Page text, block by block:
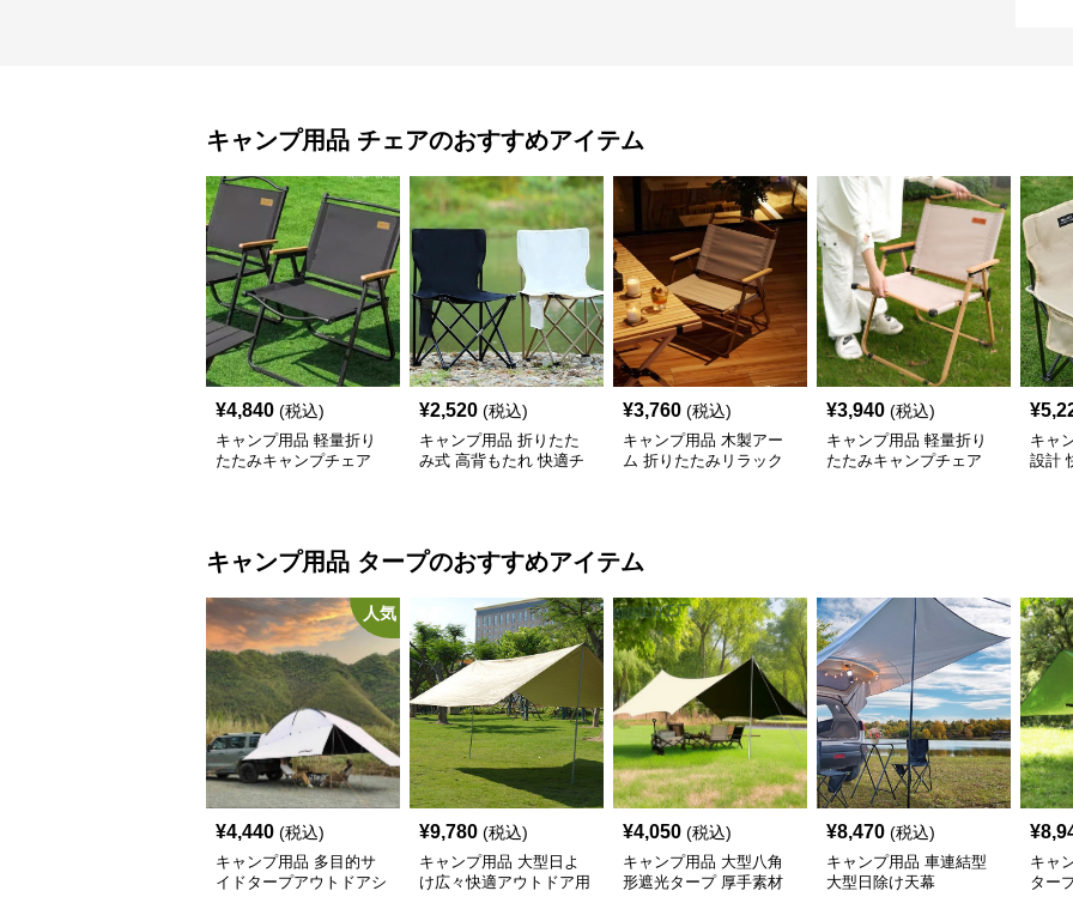
キャンプ用品 チェアのおすすめアイテム
¥4,840 (税込)
キャンプ用品 軽量折り
たたみキャンプチェア
¥2,520 (税込)
キャンプ用品 折りたた
み式 高背もたれ 快適チ
¥3,760 (税込)
キャンプ用品 木製アー
ム 折りたたみリラック
¥3,940 (税込)
キャンプ用品 軽量折り
たたみキャンプチェア
¥
キャ
設計
キャンプ用品 タープのおすすめアイテム
人気
¥4,440 (税込)
キャンプ用品 多目的サ
イドタープアウトドアシ
¥9,780 (税込)
キャンプ用品 大型日よ
け広々快適アウトドア用
¥4,050 (税込)
キャンプ用品 大型八角
形遮光タープ 厚手素材
¥8,470 (税込)
キャンプ用品 車連結型
大型日除け天幕
¥
キャ
ター